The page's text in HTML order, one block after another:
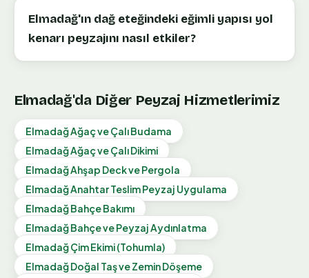
Elmadağ'ın dağ eteğindeki eğimli yapısı yol
kenarı peyzajını nasıl etkiler?
Elmadağ'da Diğer Peyzaj Hizmetlerimiz
ElmadağAğaç ve Çalı Budama
ElmadağAğaç ve Çalı Dikimi
ElmadağAhşap Deck ve Pergola
ElmadağAnahtar Teslim Peyzaj Uygulama
ElmadağBahçe Bakımı
ElmadağBahçe ve Peyzaj Aydınlatma
ElmadağÇim Ekimi (Tohumla)
ElmadağDoğal Taş ve Zemin Döşeme